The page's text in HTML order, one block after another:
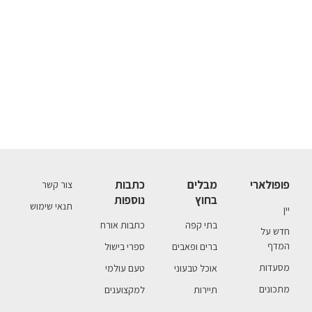
פופולארי
יין
חדש על
המדף
מסעדות
מתכונים
מבלים
בחוץ
בתי קפה
ברים ופאבים
אוכל טבעוני
תיירות
כתבות
נוספות
כתבות אורח
ספרי בישול
טעם עולמי
למקצוענים
צור קשר
תנאי שימוש